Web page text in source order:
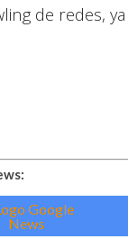
de redes,